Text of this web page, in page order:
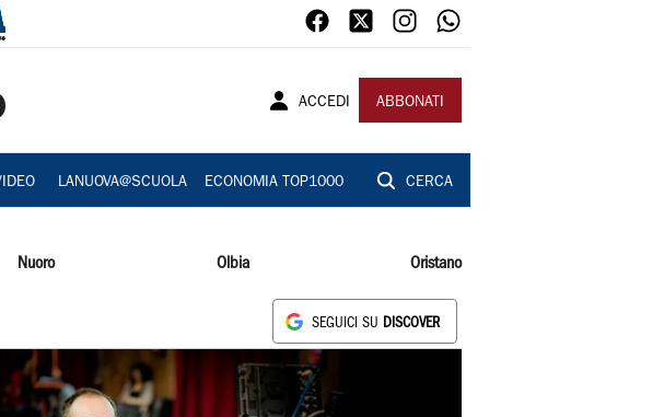
ACCEDI ABBONATI
LANUOVA@SCUOLA ECONOMIA TOP1000 CERCA
Nuoro Olbia Oristano
SEGUICI SU DISCOVER